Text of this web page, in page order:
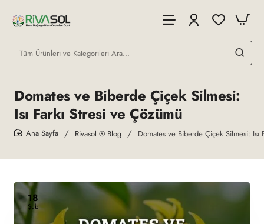
Tüm
Ürünleri
Kategorileri
Ara...
Domates ve Biberde Çiçek Silmesi:
Isı Farkı Stresi ve Çözümü
Rivasol ® Blog Domates ve Biberde Çiçek Silmesi: Isı
18
Şub